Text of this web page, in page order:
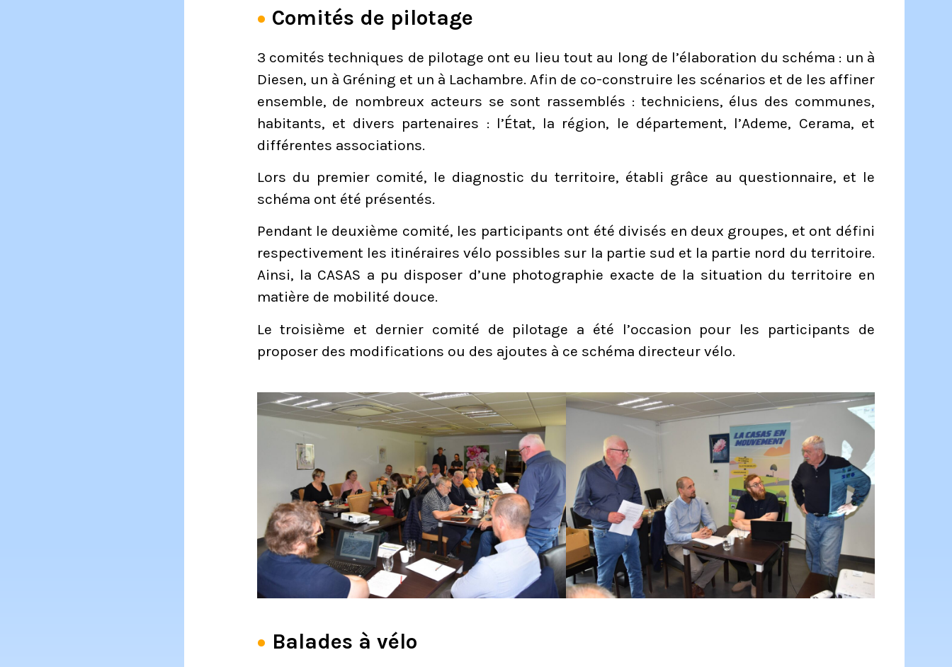
Comités de pilotage
3 comités techniques de pilotage ont eu lieu tout au long de l’élaboration du schéma : un à
Diesen, un à Gréning et un à Lachambre. Afin de co-construire les scénarios et de les affiner
ensemble, de nombreux acteurs se sont rassemblés : techniciens, élus des communes,
habitants, et divers partenaires : l’État, la région, le département, l’Ademe, Cerama, et
différentes associations.
Lors du premier comité, le diagnostic du territoire, établi grâce au questionnaire, et le
schéma ont été présentés.
Pendant le deuxième comité, les participants ont été divisés en deux groupes, et ont défini
respectivement les itinéraires vélo possibles sur la partie sud et la partie nord du territoire.
Ainsi, la CASAS a pu disposer d’une photographie exacte de la situation du territoire en
matière de mobilité douce.
Le troisième et dernier comité de pilotage a été l’occasion pour les participants de
proposer des modifications ou des ajoutes à ce schéma directeur vélo.
Balades à vélo